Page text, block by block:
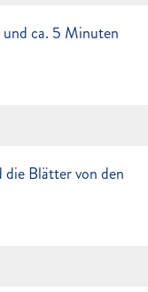
ca. 5 Minuten
Blätter von den